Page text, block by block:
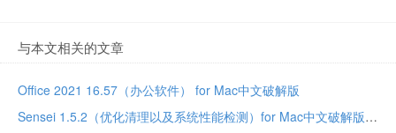
与本文相关的文章
Office 2021 16.57（办公软件） for Mac中文破解版
Sensei 1.5.2（优化清理以及系统性能检测）for Mac中文破解版